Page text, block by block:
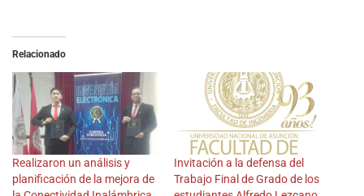
Relacionado
Realizaron un análisis y
planificación de la mejora de
Invitación a la defensa del
Trabajo Final de Grado de los